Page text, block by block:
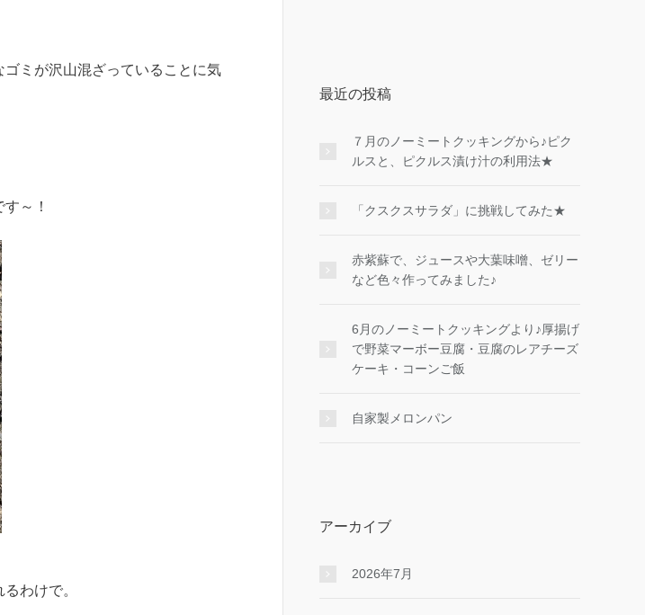
ミが沢山混ざっていることに気
～！
わけで。
最近の投稿
７月のノーミートクッキングから♪ピク
ルスと、ピクルス漬け汁の利用法★
「クスクスサラダ」に挑戦してみた★
赤紫蘇で、ジュースや大葉味噌、ゼリー
など色々作ってみました♪
6月のノーミートクッキングより♪厚揚げ
で野菜マーボー豆腐・豆腐のレアチーズ
ケーキ・コーンご飯
自家製メロンパン
アーカイブ
2026年7月